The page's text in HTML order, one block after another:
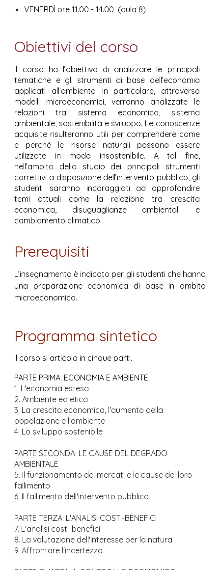
VENERDÌ ore 11.00 -14.00 (aula 8)
Obiettivi del corso
Il corso ha l’obiettivo di analizzare le principali
tematiche e gli strumenti di base dell’economia
applicati all’ambiente. In particolare, attraverso
modelli microeconomici, verranno analizzate le
relazioni tra sistema economico, sistema
ambientale, sostenibilità e sviluppo. Le conoscenze
acquisite risulteranno utili per comprendere come
e perché le risorse naturali possano essere
utilizzate in modo insostenibile. A tal fine,
nell’ambito dello studio dei principali strumenti
correttivi a disposizione dell’intervento pubblico, gli
studenti saranno incoraggiati ad approfondire
temi attuali come la relazione tra crescita
economica, disuguaglianze ambientali e
cambiamento climatico.
Prerequisiti
L’insegnamento è indicato per gli studenti che hanno
una preparazione economica di base in ambito
microeconomico.
Programma sintetico
Il corso si articola in cinque parti.
PARTE PRIMA: ECONOMIA E AMBIENTE
1. L'economia estesa
2. Ambiente ed etica
3. La crescita economica, l'aumento della
popolazione e l'ambiente
4. Lo sviluppo sostenibile
PARTE SECONDA: LE CAUSE DEL DEGRADO
AMBIENTALE
5. Il funzionamento dei mercati e le cause del loro
fallimento
6. Il fallimento dell'intervento pubblico
PARTE TERZA: L'ANALISI COSTI-BENEFICI
7. L'analisi costi-benefici
8. La valutazione dell'interesse per la natura
9. Affrontare l'incertezza